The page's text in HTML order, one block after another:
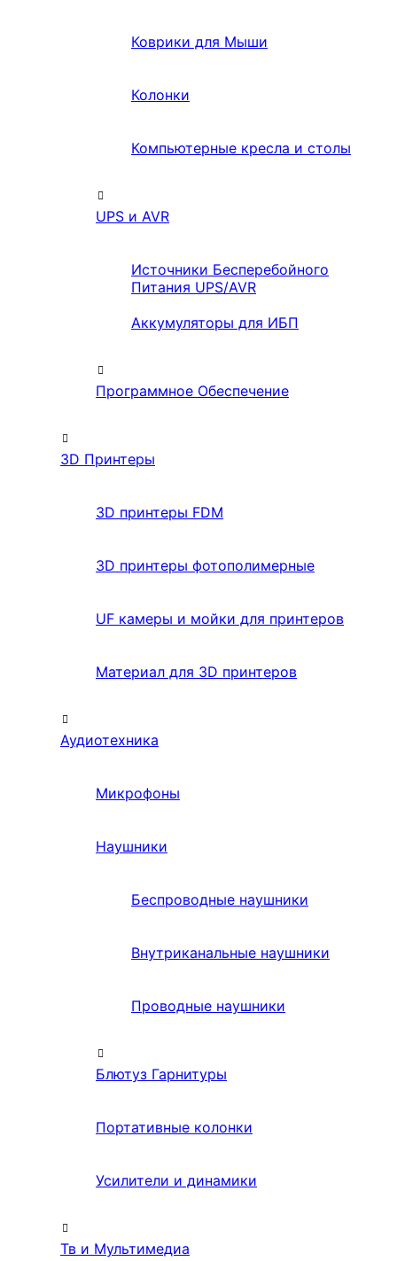
Коврики для Мыши
Колонки
Компьютерные кресла и столы
UPS и AVR
Источники Бесперебойного
Питания UPS/AVR
Аккумуляторы для ИБП
Программное Обеспечение
3D Принтеры
3D принтеры FDM
3D принтеры фотополимерные
UF камеры и мойки для принтеров
Материал для 3D принтеров
Аудиотехника
Микрофоны
Наушники
Беспроводные наушники
Внутриканальные наушники
Проводные наушники
Блютуз Гарнитуры
Портативные колонки
Усилители и динамики
Тв и Мультимедиа